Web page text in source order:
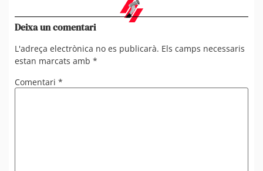
Deixa un comentari
L'adreça electrònica no es publicarà. Els camps necessaris
estan marcats amb *
Comentari *